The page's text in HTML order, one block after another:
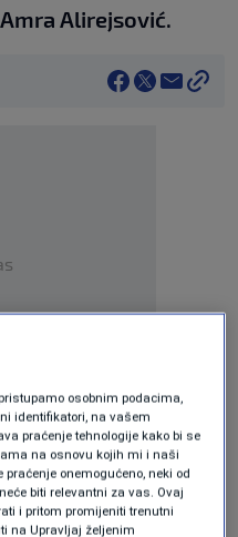
Alirejsović.
VOA
osobnim podacima,
identifikatori, na vašem
praćenje tehnologije kako bi se
na osnovu kojih mi i naši
onemogućeno, neki od
biti relevantni za vas. Ovaj
i pritom promijeniti trenutni
na Upravljaj željenim